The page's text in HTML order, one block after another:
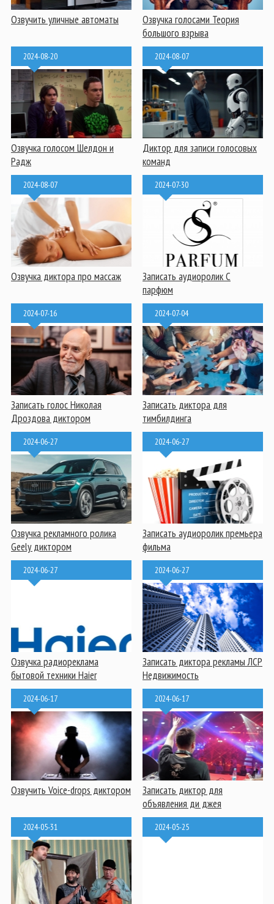
Озвучить уличные автоматы
Озвучка голосами Теория
большого взрыва
2024-08-20
Озвучка голосом Шелдон и
Радж
2024-08-07
Диктор для записи голосовых
команд
2024-08-07
Озвучка диктора про массаж
2024-07-30
Записать аудиоролик С
парфюм
2024-07-16
Записать голос Николая
Дроздова диктором
2024-07-04
Записать диктора для
тимбилдинга
2024-06-27
Озвучка рекламного ролика
Geely диктором
2024-06-27
Записать аудиоролик премьера
фильма
2024-06-27
Озвучка радиореклама
бытовой техники Haier
2024-06-27
Записать диктора рекламы ЛСР
Недвижимость
2024-06-17
Озвучить Voice-drops диктором
2024-06-17
Записать диктор для
объявления ди джея
2024-05-31 2024-05-25